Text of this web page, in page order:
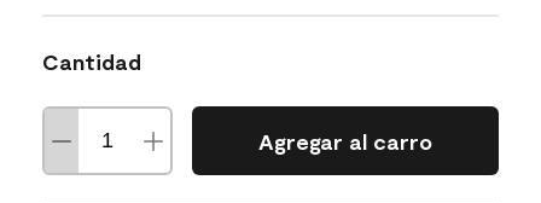
Cantidad
Agregar al carro